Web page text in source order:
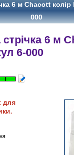
6 м Chacott
000
6 м
6-000
для